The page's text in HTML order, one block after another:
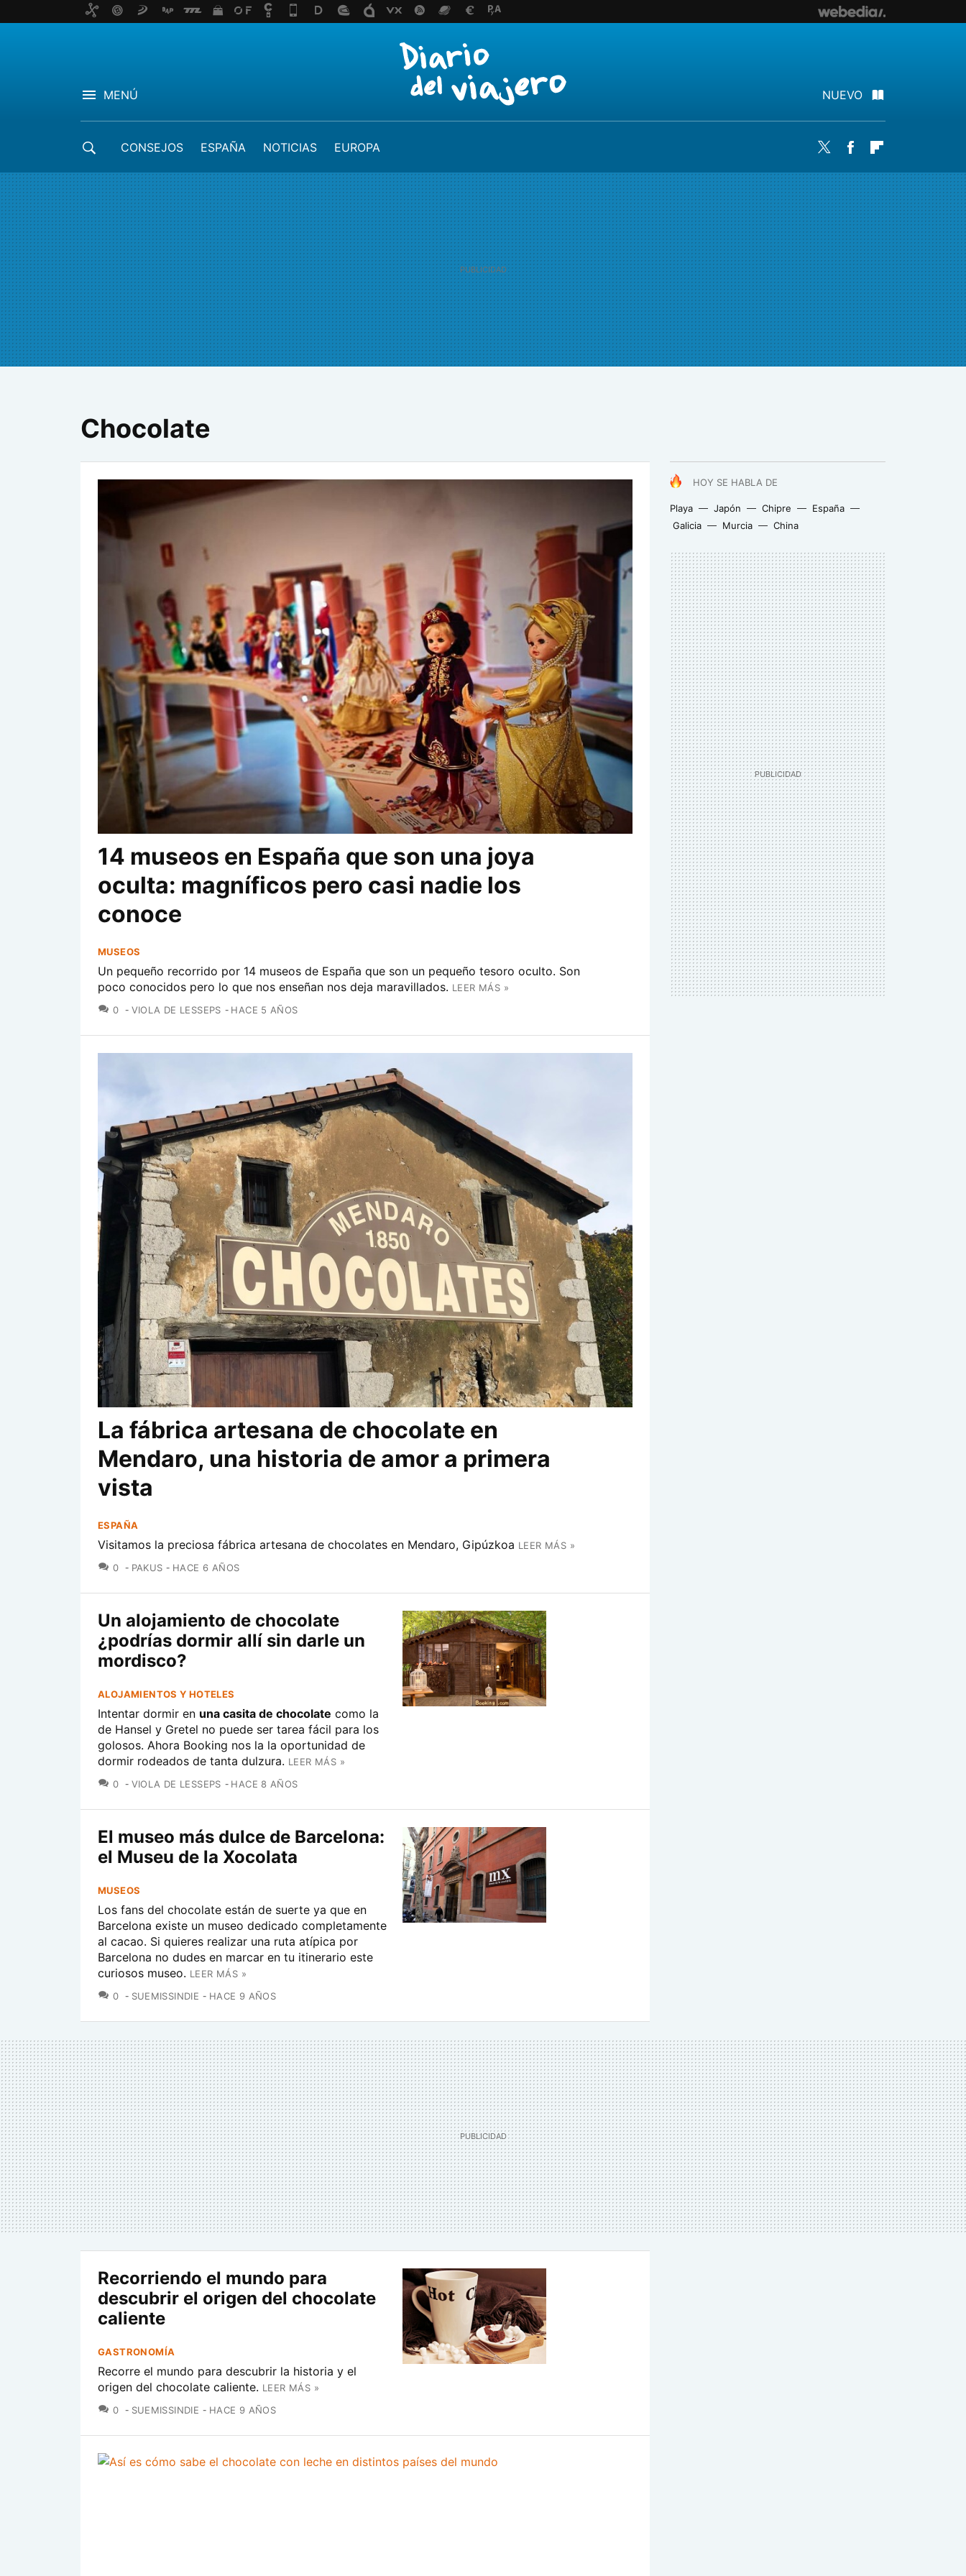
MENÚ NUEVO
CONSEJOS ESPAÑA NOTICIAS EUROPA Twitter Facebook
Chocolate
HOY SE HABLA DE
Playa Japón Chipre
España
Galicia
Murcia China
14 museos en España que son una joya
oculta: magníficos pero casi nadie los
conoce
MUSEOS
Un pequeño recorrido por 14 museos de España que son un pequeño tesoro oculto. Son
poco conocidos pero lo que nos enseñan nos deja maravillados. LEER MÁS »
0 COMENTARIOS
VIOLA DE LESSEPS HACE 5 AÑOS
La fábrica artesana de chocolate en
Mendaro, una historia de amor a primera
vista
ESPAÑA
Visitamos la preciosa fábrica artesana de chocolates en Mendaro, Gipúzkoa LEER MÁS »
0 COMENTARIOS
PAKUS HACE 6 AÑOS
Un alojamiento de chocolate
¿podrías dormir allí sin darle un
mordisco?
ALOJAMIENTOS Y HOTELES
Intentar dormir en una casita de chocolate como la
de Hansel y Gretel no puede ser tarea fácil para los
golosos. Ahora Booking nos la la oportunidad de
dormir rodeados de tanta dulzura. LEER MÁS »
0 COMENTARIOS
VIOLA DE LESSEPS HACE 8 AÑOS
El museo más dulce de Barcelona:
el Museu de la Xocolata
MUSEOS
Los fans del chocolate están de suerte ya que en
Barcelona existe un museo dedicado completamente
al cacao. Si quieres realizar una ruta atípica por
Barcelona no dudes en marcar en tu itinerario este
curiosos museo. LEER MÁS »
0 COMENTARIOS
SUEMISSINDIE HACE 9 AÑOS
Recorriendo el mundo para
descubrir el origen del chocolate
caliente
GASTRONOMÍA
Recorre el mundo para descubrir la historia y el
origen del chocolate caliente. LEER MÁS »
0 COMENTARIOS
SUEMISSINDIE HACE 9 AÑOS